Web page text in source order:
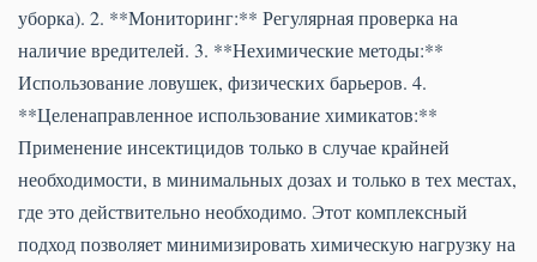
уборка). 2. **Мониторинг:** Регулярная проверка на
наличие вредителей. 3. **Нехимические методы:**
Использование ловушек, физических барьеров. 4.
**Целенаправленное использование химикатов:**
Применение инсектицидов только в случае крайней
необходимости, в минимальных дозах и только в тех местах,
где это действительно необходимо. Этот комплексный
подход позволяет минимизировать химическую нагрузку на